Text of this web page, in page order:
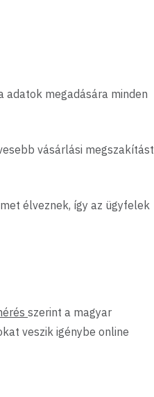
adatok megadására minden
vásárlási megszakítást
élveznek, így az ügyfelek
szerint a magyar
veszik igénybe online